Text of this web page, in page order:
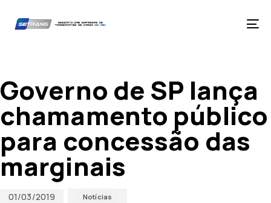
primary
Governo de SP lança
chamamento público
para concessão das
marginais
01/03/2019 Notícias